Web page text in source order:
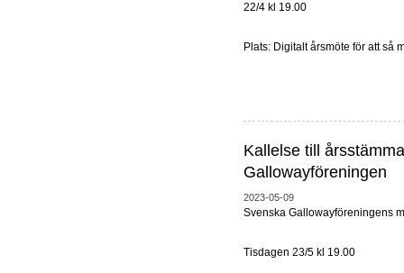
22/4 kl 19.00
Plats: Digitalt årsmöte för att så
Kallelse till
Gallowayföreningen
2023-05-09
Svenska Gallowayföreningens
Tisdagen 23/5 kl 19.00